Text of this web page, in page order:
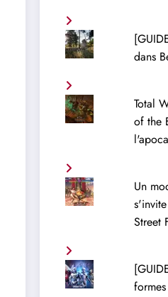
dans
Total
of the
Un
Street